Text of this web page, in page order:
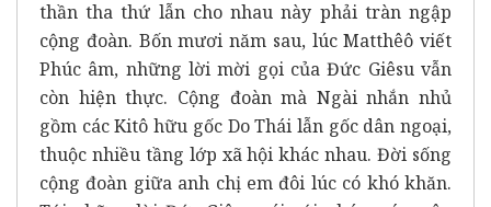
thần tha thứ lẫn cho nhau này phải tràn ngập
cộng đoàn. Bốn mươi năm sau, lúc Matthêô viết
Phúc âm, những lời mời gọi của Đức Giêsu vẫn
còn hiện thực. Cộng đoàn mà Ngài nhắn nhủ
gồm các Kitô hữu gốc Do Thái lẫn gốc dân ngoại,
thuộc nhiều tầng lớp xã hội khác nhau. Đời sống
cộng đoàn giữa anh chị em đôi lúc có khó khăn.